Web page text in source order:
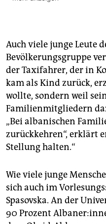
„Albanische
Tetovo eine
sieben­monatigen
maze­do­nischen Armee.
dem Vorbild im
des Kosovo“, UÇK. Ihr
albanisch besiedelten
Das Abkommen
Das Ohrid-Abkommen
größten Parteien
anderem eine
Mehrheitsbildung im
Gemeindegrenzen und
albanischen Sprache in
Auch viele junge Leute
Bevölkerungsgruppe
der Taxifahrer, der in
kam als Kind zurück,
wollte, sondern weil
Familienmitgliedern
„Bei albanischen
zurückkehren“, erklärt
Stellung halten.“
Wie viele junge
sich auch im
Spasovska. An der
90 Prozent